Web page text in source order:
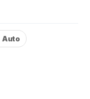
Auto